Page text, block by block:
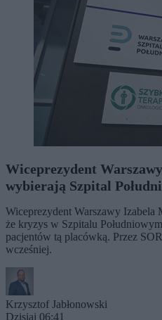
Wiceprezydent
wybierają Szpital
Wiceprezydent Warszawy Izabela
że kryzys w Szpitalu
pacjentów tą placówką. Przez
wcześniej.
Krzysztof Jabłonowski
Dzisiaj 06:41